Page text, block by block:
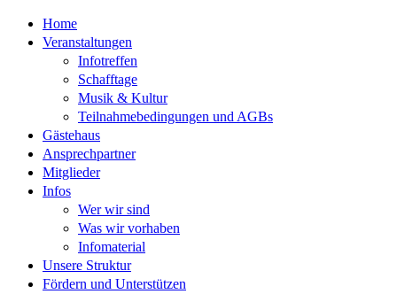
Home
Veranstaltungen
Infotreffen
Schafftage
Musik & Kultur
Teilnahmebedingungen und AGBs
Gästehaus
Ansprechpartner
Mitglieder
Infos
Wer wir sind
Was wir vorhaben
Infomaterial
Unsere Struktur
Fördern und Unterstützen